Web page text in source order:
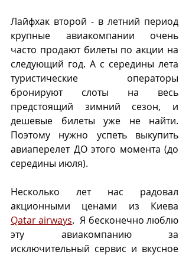
Лайфхак второй - в летний период
крупные авиакомпании очень
часто продают билеты по акции на
следующий год. А с середины лета
туристические операторы
бронируют слоты на весь
предстоящий зимний сезон, и
дешевые билеты уже не найти.
Поэтому нужно успеть выкупить
авиаперелет ДО этого момента (до
середины июля).
Несколько лет нас радовал
Qatar airways.  Я бесконечно люблю
эту авиакомпанию за
исключительный сервис и вкусное